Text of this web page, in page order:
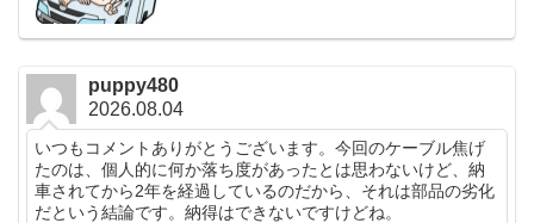
puppy480
2026.08.04
いつもコメントありがとうございます。今回のケーブル焦げ
たのは、個人的に何か落ち度があったとは思わないけど、納
車されてから2年を経過しているのだから、それは部品の劣化
だという結論です。納得はできないですけどね。